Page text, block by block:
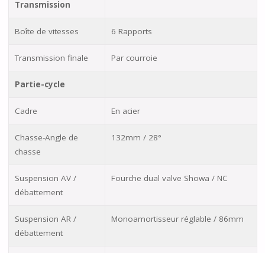
Transmission
Boîte de vitesses 6 Rapports
Transmission finale Par courroie
Partie-cycle
Cadre En acier
Chasse-Angle de
chasse
132mm / 28°
Suspension AV /
débattement
Fourche dual valve Showa / NC
Suspension AR /
débattement
Monoamortisseur réglable / 86mm